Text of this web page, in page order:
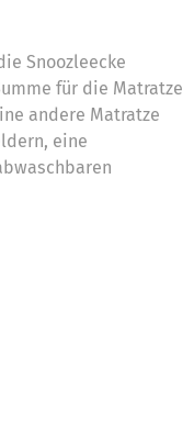
Snoozleecke
für die Matratze
andere Matratze
eine